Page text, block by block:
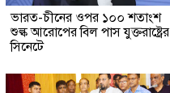
ভারত-চীনের ওপর ১০০ শতাংশ
শুল্ক আরোপের বিল পাস যুক্তরাষ্ট্রের
সিনেটে